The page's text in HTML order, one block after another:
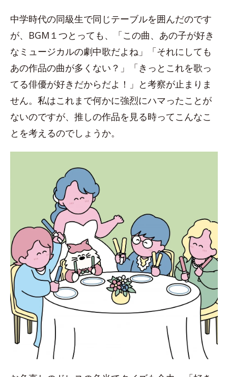
中学時代の同級生で同じテーブルを囲んだのです
が、BGM１つとっても、「この曲、あの子が好き
なミュージカルの劇中歌だよね」「それにしても
あの作品の曲が多くない？」「きっとこれを歌っ
てる俳優が好きだからだよ！」と考察が止まりま
せん。私はこれまで何かに強烈にハマったことが
ないのですが、推しの作品を見る時ってこんなこ
とを考えるのでしょうか。